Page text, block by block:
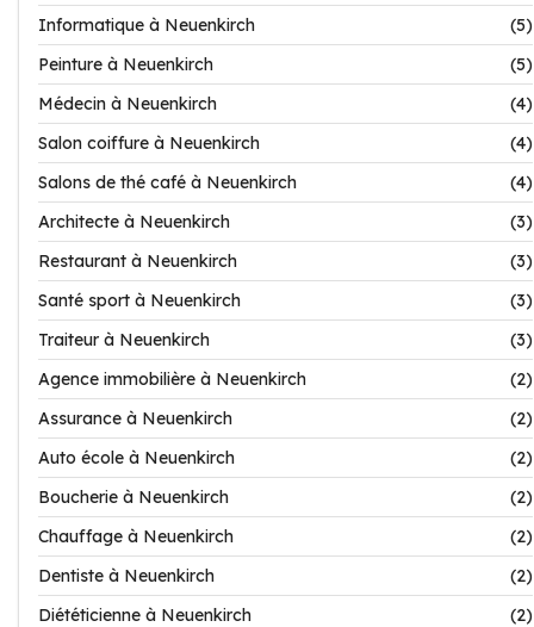
Informatique à Neuenkirch
(5)
Peinture à Neuenkirch
(5)
Médecin à Neuenkirch
(4)
Salon coiffure à Neuenkirch
(4)
Salons de thé café à Neuenkirch
(4)
Architecte à Neuenkirch
(3)
Restaurant à Neuenkirch
(3)
Santé sport à Neuenkirch
(3)
Traiteur à Neuenkirch
(3)
Agence immobilière à Neuenkirch
(2)
Assurance à Neuenkirch
(2)
Auto école à Neuenkirch
(2)
Boucherie à Neuenkirch
(2)
Chauffage à Neuenkirch
(2)
Dentiste à Neuenkirch
(2)
Diététicienne à Neuenkirch
(2)